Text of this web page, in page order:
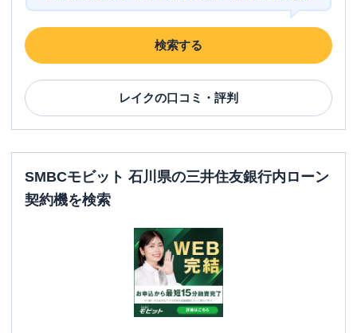
検索する
レイクの口コミ・評判
SMBCモビット 石川県の三井住友銀行内ローン
契約機を検索